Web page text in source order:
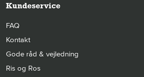
Kundeservice
FAQ
Kontakt
Gode råd & vejledning
Ris og Ros